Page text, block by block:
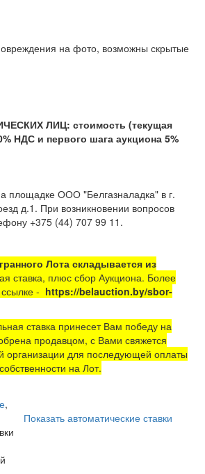
на фото, возможны скрытые
ЛИЦ: стоимость (текущая
НДС и первого шага аукциона 5%
площадке ООО "Белгазналадка" в г.
д.1. При возникновении вопросов
+375 (44) 707 99 11.
Лота складывается из
ставка, плюс сбор Аукциона. Более
- https://belauction.by/sbor-
ставка принесет Вам победу на
продавцом, с Вами свяжется
организации для последующей оплаты
на Лот.
,
Показать автоматические ставки